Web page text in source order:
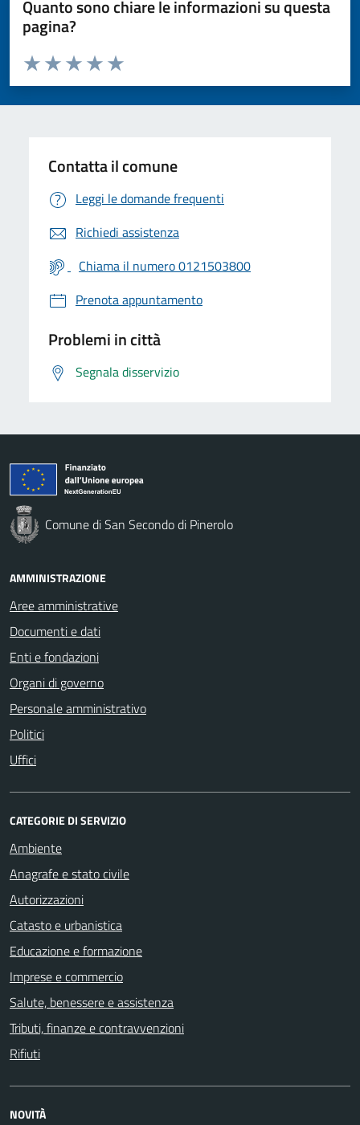
Quanto sono chiare le informazioni su questa
pagina?
Valuta da 1 a 5 stelle la pagina
Valuta 5 stelle su 5
Valuta 4 stelle su 5
Valuta 3 stelle su 5
Valuta 2 stelle su 5
Valuta 1 stelle su 5
Contatta il comune
Leggi le domande frequenti
Richiedi assistenza
Chiama il numero 0121503800
Prenota appuntamento
Problemi in città
Segnala disservizio
Comune di San Secondo di Pinerolo
AMMINISTRAZIONE
Aree amministrative
Documenti e dati
Enti e fondazioni
Organi di governo
Personale amministrativo
Politici
Uffici
CATEGORIE DI SERVIZIO
Ambiente
Anagrafe e stato civile
Autorizzazioni
Catasto e urbanistica
Educazione e formazione
Imprese e commercio
Salute, benessere e assistenza
Tributi, finanze e contravvenzioni
Rifiuti
NOVITÀ